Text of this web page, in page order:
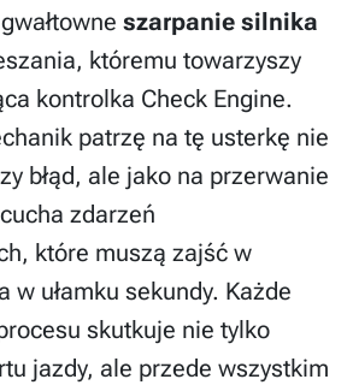
szarpanie silnika
któremu towarzyszy
kontrolka Check Engine.
patrzę na tę usterkę nie
błąd, ale jako na przerwanie
zdarzeń
które muszą zajść w
w ułamku sekundy. Każde
skutkuje nie tylko
jazdy, ale przede wszystkim